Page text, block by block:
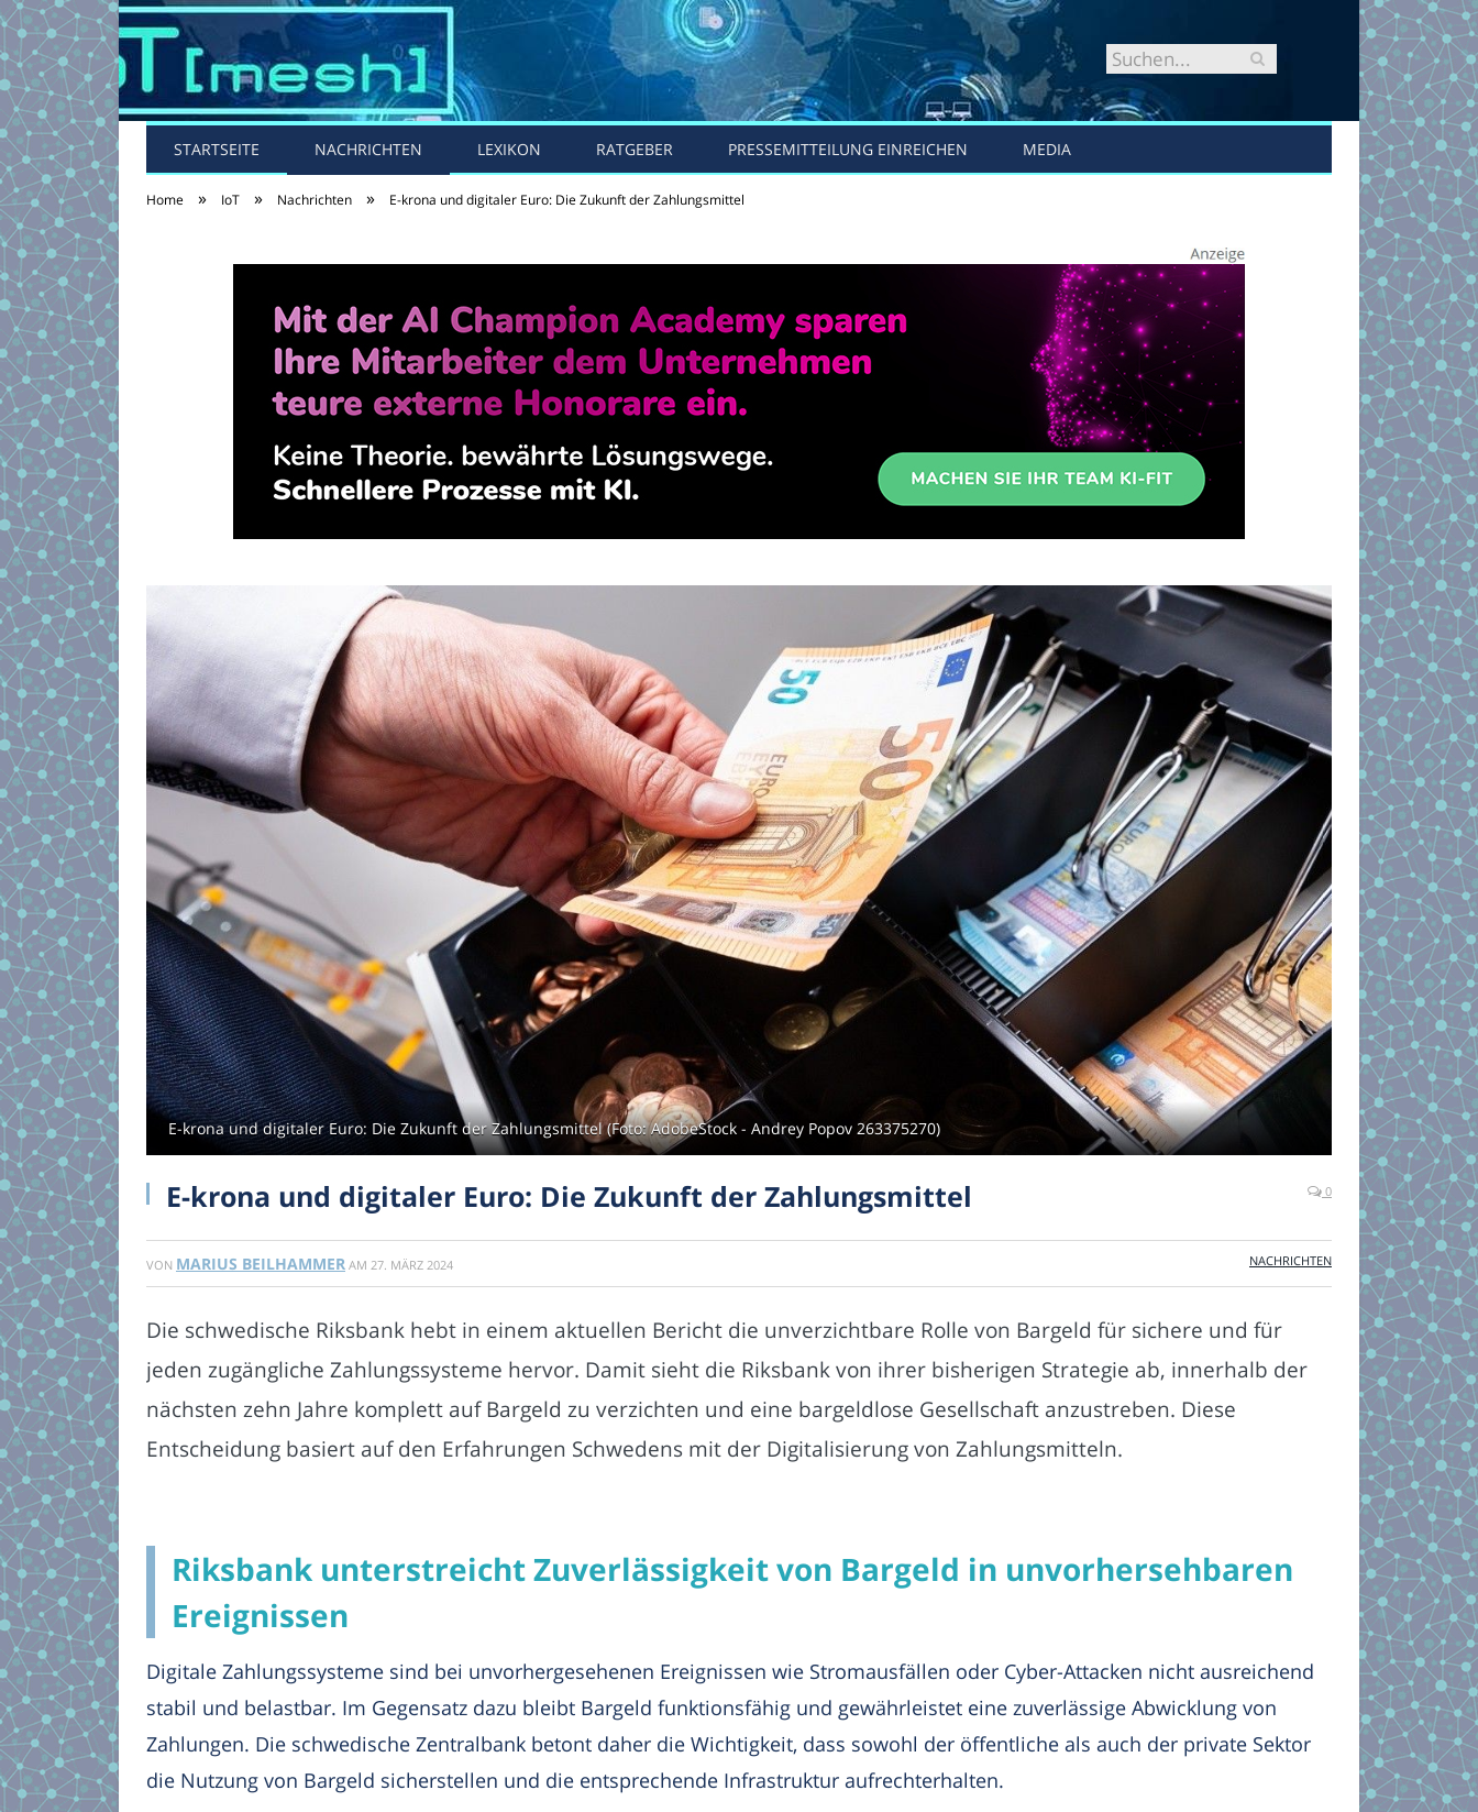
STARTSEITE NACHRICHTEN LEXIKON RATGEBER PRESSEMITTEILUNG EINREICHEN MEDIA
Home » IoT » Nachrichten » E-krona und digitaler Euro: Die Zukunft der Zahlungsmittel
E-krona und digitaler Euro: Die Zukunft der Zahlungsmittel (Foto: AdobeStock - Andrey Popov 263375270)
E-krona und digitaler Euro: Die Zukunft der Zahlungsmittel 0
VON MARIUS BEILHAMMER AM 27. MÄRZ 2024 NACHRICHTEN
Die schwedische Riksbank hebt in einem aktuellen Bericht die unverzichtbare Rolle von Bargeld für sichere und für
jeden zugängliche Zahlungssysteme hervor. Damit sieht die Riksbank von ihrer bisherigen Strategie ab, innerhalb der
nächsten zehn Jahre komplett auf Bargeld zu verzichten und eine bargeldlose Gesellschaft anzustreben. Diese
Entscheidung basiert auf den Erfahrungen Schwedens mit der Digitalisierung von Zahlungsmitteln.
Riksbank unterstreicht Zuverlässigkeit von Bargeld in unvorhersehbaren
Ereignissen
Digitale Zahlungssysteme sind bei unvorhergesehenen Ereignissen wie Stromausfällen oder Cyber-Attacken nicht ausreichend
stabil und belastbar. Im Gegensatz dazu bleibt Bargeld funktionsfähig und gewährleistet eine zuverlässige Abwicklung von
Zahlungen. Die schwedische Zentralbank betont daher die Wichtigkeit, dass sowohl der öffentliche als auch der private Sektor
die Nutzung von Bargeld sicherstellen und die entsprechende Infrastruktur aufrechterhalten.